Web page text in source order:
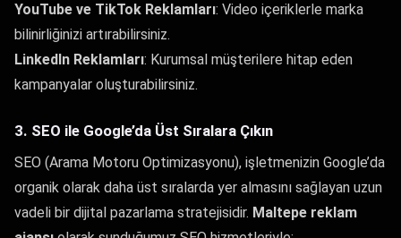
YouTube ve TikTok Reklamları: Video içeriklerle marka
bilinirliğinizi artırabilirsiniz.
LinkedIn Reklamları: Kurumsal müşterilere hitap eden
kampanyalar oluşturabilirsiniz.
3. SEO ile Google’da Üst Sıralara Çıkın
SEO (Arama Motoru Optimizasyonu), işletmenizin Google’da
organik olarak daha üst sıralarda yer almasını sağlayan uzun
vadeli bir dijital pazarlama stratejisidir. Maltepe reklam